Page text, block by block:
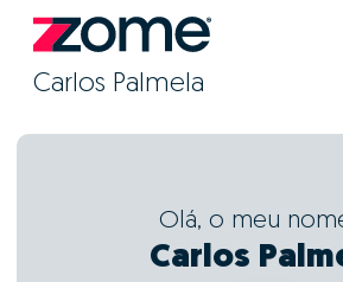
Carlos Palmela
Olá, o meu
Carlos